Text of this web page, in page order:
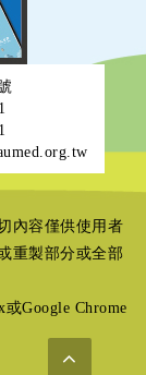
內容僅供使用者
重製部分或全部
Google Chrome